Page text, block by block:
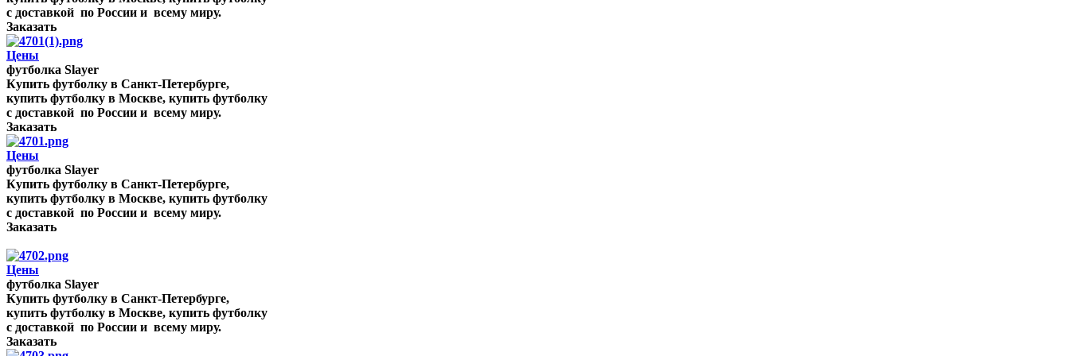
с доставкой по России и всему миру.
Заказать
Цены
футболка Slayer
Купить футболку в Санкт-Петербурге,
купить футболку в Москве, купить футболку
с доставкой по России и всему миру.
Заказать
Цены
футболка Slayer
Купить футболку в Санкт-Петербурге,
купить футболку в Москве, купить футболку
с доставкой по России и всему миру.
Заказать
Цены
футболка Slayer
Купить футболку в Санкт-Петербурге,
купить футболку в Москве, купить футболку
с доставкой по России и всему миру.
Заказать